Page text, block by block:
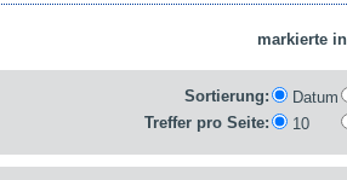
Sortierung: Datum
Treffer pro Seite:
10